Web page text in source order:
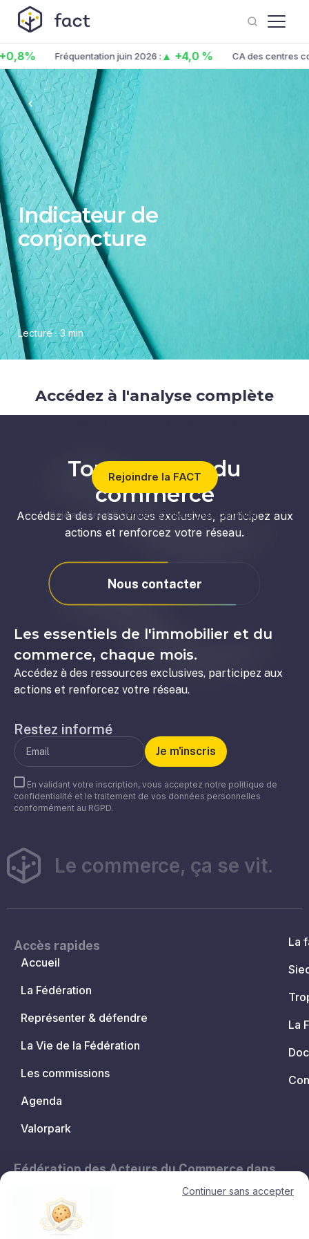
Fréquentation juin 2026 :▲ +4,0 % CA des centres
Indicateur de
conjoncture
Lecture · 3 min
Accédez à l'analyse complète
Rejoindre la FACT
Déjà adhérent ?Connectez-vous pour continuer
Tous acteurs du
commerce
Accédez à des ressources exclusives, participez aux
actions et renforcez votre réseau.
Nous contacter
Les essentiels de l'immobilier et du
commerce, chaque mois.
Accédez à des ressources exclusives, participez aux
actions et renforcez votre réseau.
Restez informé
En validant votre inscription, vous acceptez notre politique de
confidentialité et le traitement de vos données personnelles
conformément au RGPD.
Le commerce, ça se vit.
Accès rapides
Accueil
La Fédération
Représenter & défendre
La Vie de la Fédération
Les commissions
Agenda
Valorpark
La
La
Fédération des Acteurs du Commerce dans
11, avenue de l'Opéra - 75001 Paris
contact@lesacteursducommerce.com
Continuer sans accepter